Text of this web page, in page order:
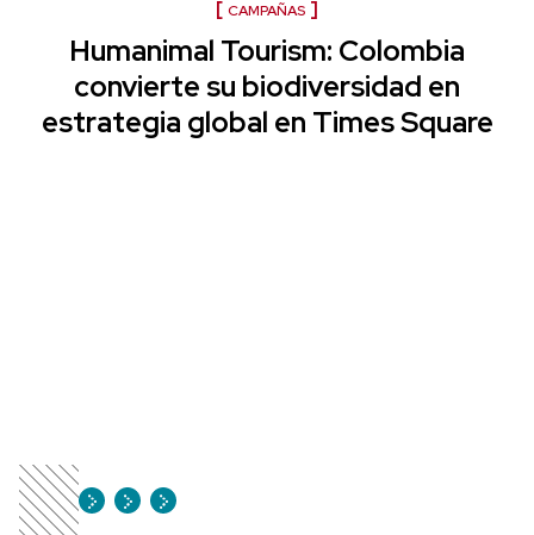
CAMPAÑAS
Humanimal Tourism: Colombia
convierte su biodiversidad en
estrategia global en Times Square